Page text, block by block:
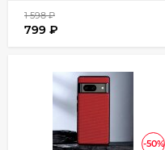
1 598₽
799 ₽
-50%